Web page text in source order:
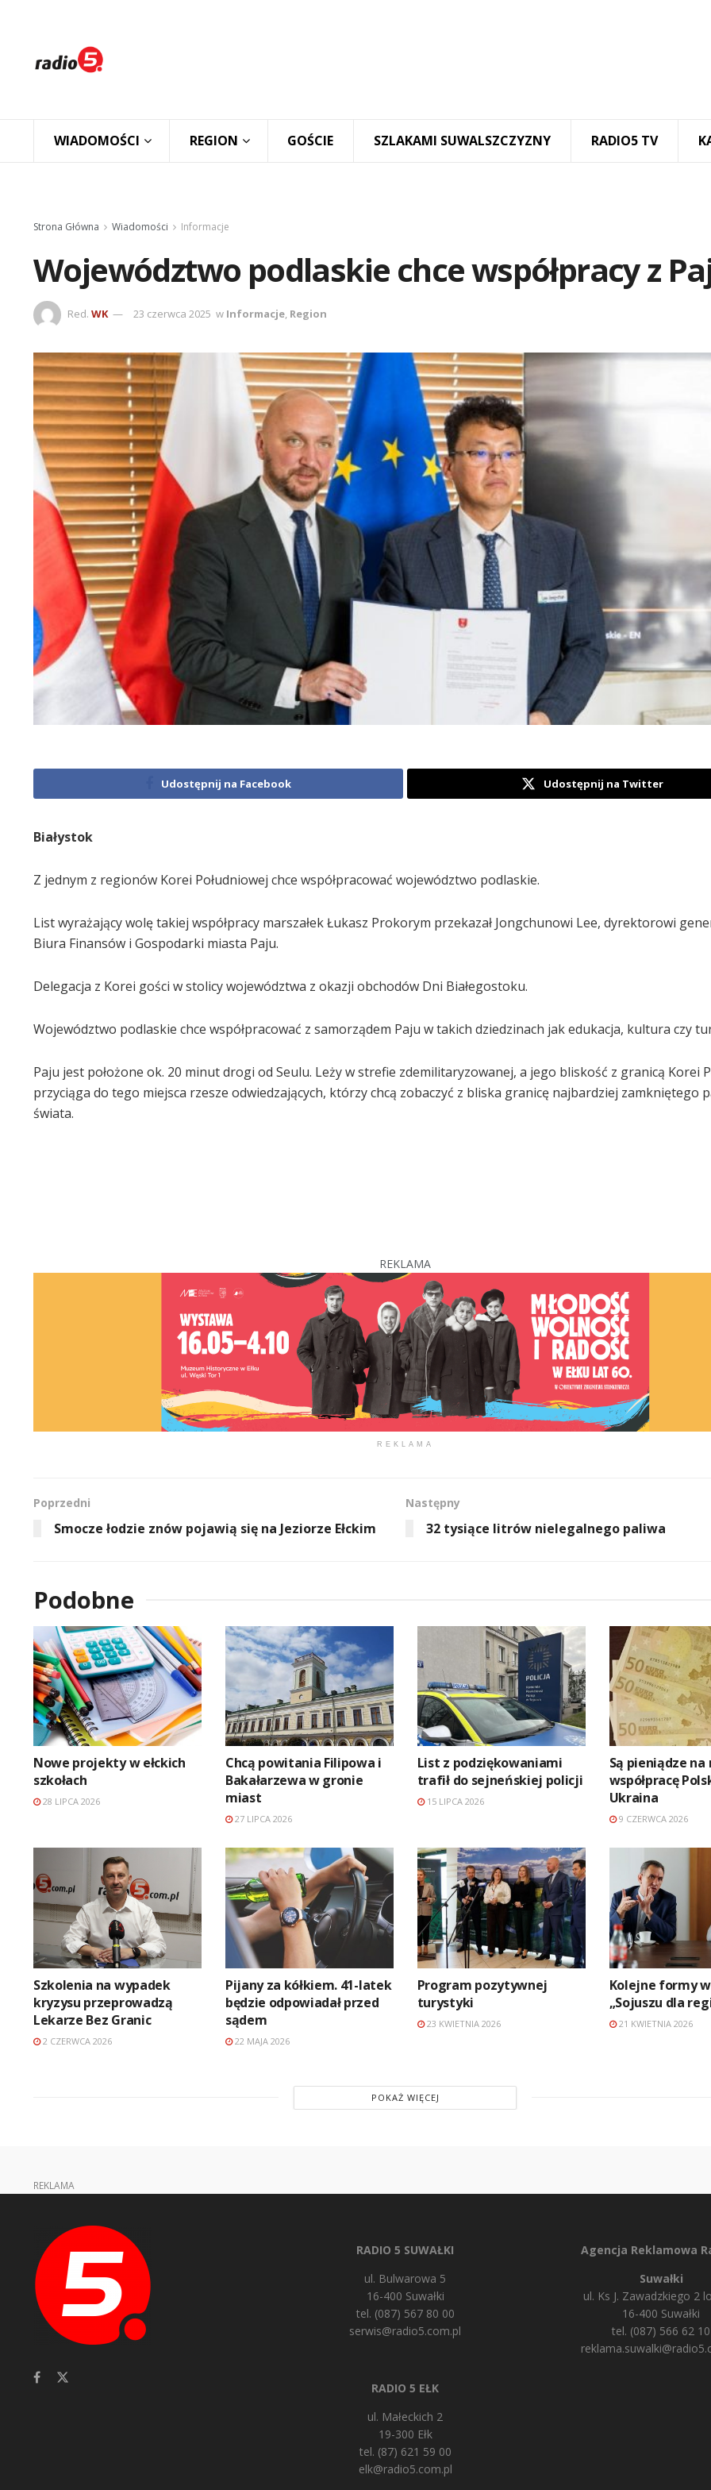
WIADOMOŚCI REGION GOŚCIE SZLAKAMI SUWALSZCZYZNY RADIO5 TV
Strona Główna Wiadomości Informacje
Województwo podlaskie chce współpracy z
Red. WK 23 czerwca 2025 w Informacje, Region
Udostępnij na Facebook Udostępnij na Twitter
Białystok
Z jednym z regionów Korei Południowej chce współpracować województwo podlaskie.
List wyrażający wolę takiej współpracy marszałek Łukasz Prokorym przekazał Jongchunowi Lee, dyrektorowi
Biura Finansów i Gospodarki miasta Paju.
Delegacja z Korei gości w stolicy województwa z okazji obchodów Dni Białegostoku.
Województwo podlaskie chce współpracować z samorządem Paju w takich dziedzinach jak edukacja, kultura czy
Paju jest położone ok. 20 minut drogi od Seulu. Leży w strefie zdemilitaryzowanej, a jego bliskość z granicą Korei
przyciąga do tego miejsca rzesze odwiedzających, którzy chcą zobaczyć z bliska granicę najbardziej zamkniętego
świata.
REKLAMA
REKLAMA
Poprzedni
Smocze łodzie znów pojawią się na Jeziorze Ełckim
Następny
32 tysiące litrów nielegalnego paliwa
Podobne
Nowe projekty w ełckich
szkołach
28 LIPCA 2026
Chcą powitania Filipowa i
Bakałarzewa w gronie
miast
27 LIPCA 2026
List z podziękowaniami
trafił do sejneńskiej policji
15 LIPCA 2026
Są pieniądze
współpracę
Ukraina
9 CZERWCA 2026
Szkolenia na wypadek
kryzysu przeprowadzą
Lekarze Bez Granic
2 CZERWCA 2026
Pijany za kółkiem. 41-latek
będzie odpowiadał przed
sądem
22 MAJA 2026
Program pozytywnej
turystyki
23 KWIETNIA 2026
Kolejne formy
„Sojuszu dla
21 KWIETNIA 2026
POKAŻ WIĘCEJ
REKLAMA
RADIO 5 SUWAŁKI
ul. Bulwarowa 5
16-400 Suwałki
tel. (087) 567 80 00
serwis@radio5.com.pl
RADIO 5 EŁK
ul. Małeckich 2
19-300 Ełk
tel. (87) 621 59 00
elk@radio5.com.pl
Agencja Reklamowa
Suwałki
ul. Ks J. Zawadzkiego 2
16-400 Suwałki
tel. (087) 566 62 10